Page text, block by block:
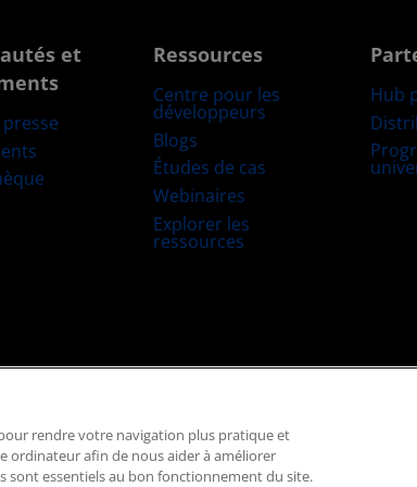
et
presse
Ressources
Centre pour les
développeurs
Blogs
Études de cas
Webinaires
Explorer les
ressources
Hub
Politique relative aux cookies
Paramètres des cookies
rendre votre navigation plus pratique et
ordinateur afin de nous aider à améliorer
sont essentiels au bon fonctionnement du site.